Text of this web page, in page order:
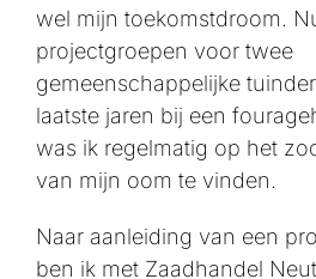
wel mijn toekomstdroom.
projectgroepen voor twee
gemeenschappelijke
laatste jaren bij een
was ik regelmatig op het
van mijn oom te vinden.
Naar aanleiding van een
ben ik met Zaadhandel